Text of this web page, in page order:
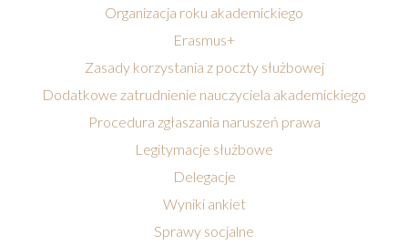
Organizacja roku akademickiego
Erasmus+
Zasady korzystania z poczty służbowej
Dodatkowe zatrudnienie nauczyciela akademickiego
Procedura zgłaszania naruszeń prawa
Legitymacje służbowe
Delegacje
Wyniki ankiet
Sprawy socjalne